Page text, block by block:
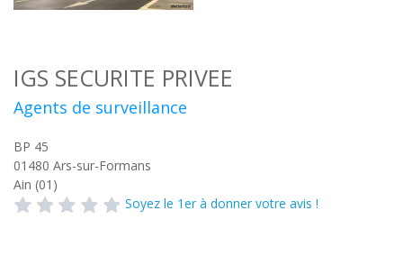
IGS SECURITE PRIVEE
Agents de surveillance
BP 45
01480 Ars-sur-Formans
Ain (01)
Soyez le 1er à donner votre avis !